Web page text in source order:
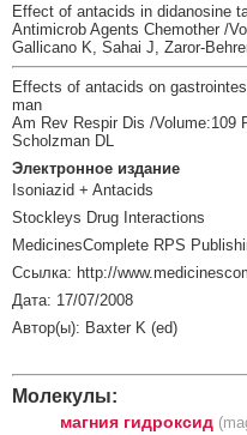
Effect of antacids in didanosine
Antimicrob Agents Chemother /
Gallicano K, Sahai J, Zaror-
Effects of antacids on
man
Am Rev Respir Dis /Volume:109
Scholzman DL
Электронное издание
Isoniazid + Antacids
Stockleys Drug Interactions
MedicinesComplete RPS
Ссылка: http://
Дата: 17/07/2008
Автор(ы): Baxter K (ed)
Молекулы:
магния гидроксид